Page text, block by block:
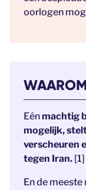
oorlogen
Eénmachtig
mogelijk,
verscheuren
tegen Iran. [1]
En de